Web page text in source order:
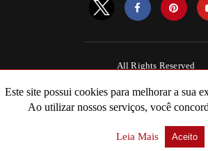
All Rights Reserved
Este site possui cookies para melhorar a sua
Ao utilizar nossos serviços, você
Leia Mais Aceito